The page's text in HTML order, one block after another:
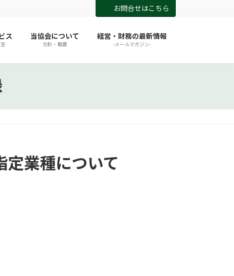
お問合せはこちら
ス 当協会について
方針・概要
経営・財務の最新情報
-メールマガジン-
定業種について